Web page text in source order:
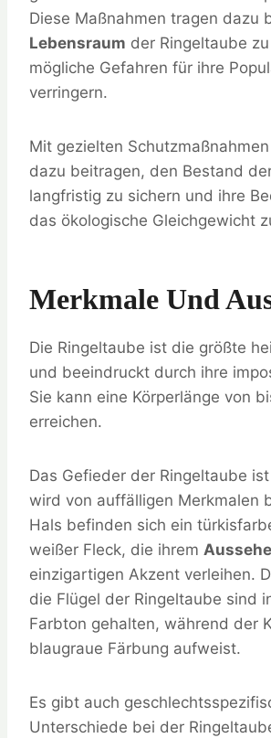
Diese Maßnahmen tragen dazu
Lebensraum der Ringeltaube
mögliche Gefahren für ihre
verringern.
Mit gezielten
dazu beitragen, den Bestand
langfristig zu sichern und ihre
das ökologische Gleichgewicht
Merkmale Und
Die Ringeltaube ist die größte
und beeindruckt durch ihre
Sie kann eine Körperlänge von
erreichen.
Das Gefieder der Ringeltaube
wird von auffälligen Merkmalen
Hals befinden sich ein
weißer Fleck, die ihrem
einzigartigen Akzent verleihen.
die Flügel der Ringeltaube sind
Farbton gehalten, während der
blaugraue Färbung aufweist.
Es gibt auch
Unterschiede bei der